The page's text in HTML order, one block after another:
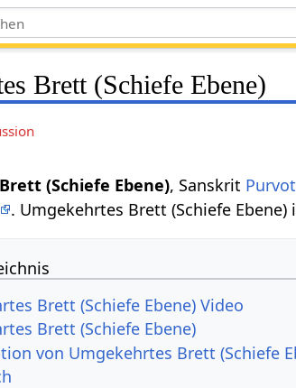
Brett (Schiefe Ebene)
(Schiefe Ebene), Sanskrit
. Umgekehrtes Brett (Schiefe
Brett (Schiefe Ebene) Video
Brett (Schiefe Ebene)
von Umgekehrtes Brett (Schiefe